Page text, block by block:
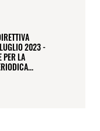
2023 -
PER LA